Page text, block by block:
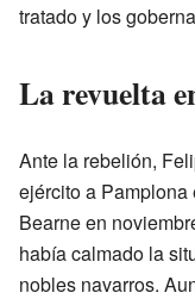
tratado y los
La revuelta
Ante la rebelión,
ejército a
Bearne en
había calmado la
nobles navarros.